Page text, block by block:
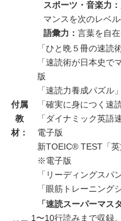
スポーツ・音楽力：
マンスを次のレベ
語彙力：言葉を自
付属
教
材：
「ひと晩５冊の速読
「速読術が日本史
版
「速読力養成パズ
「確実に身につく速
「ダイナミック英
電子版
新TOEIC® TEST「英
※電子版
「リーディングスパ
「眼筋トレーニング
「速読スーパーマス
1〜10行読みまで収録。